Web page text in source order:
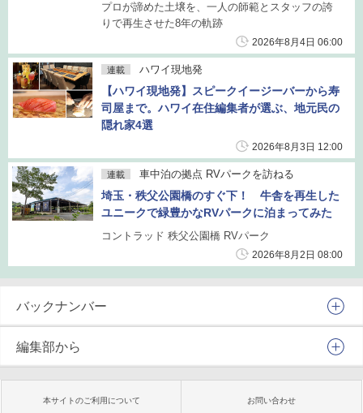
プロが諦めた土壌を、一人の師範とスタッフの誇
りで再生させた8年の軌跡
2026年8月4日 06:00
連載 ハワイ現地発
【ハワイ現地発】スピークイージーバーから寿
司屋まで。ハワイ在住編集者が選ぶ、地元民の
隠れ家4選
2026年8月3日 12:00
連載 車中泊の拠点 RVパークを訪ねる
埼玉・秩父公園橋のすぐ下！ 牛舎を再生した
ユニークで緑豊かなRVパークに泊まってみた
コントラッド 秩父公園橋 RVパーク
2026年8月2日 08:00
バックナンバー
編集部から
本サイトのご利用について お問い合わせ